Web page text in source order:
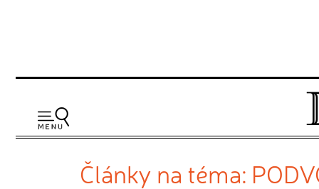
Články na téma: